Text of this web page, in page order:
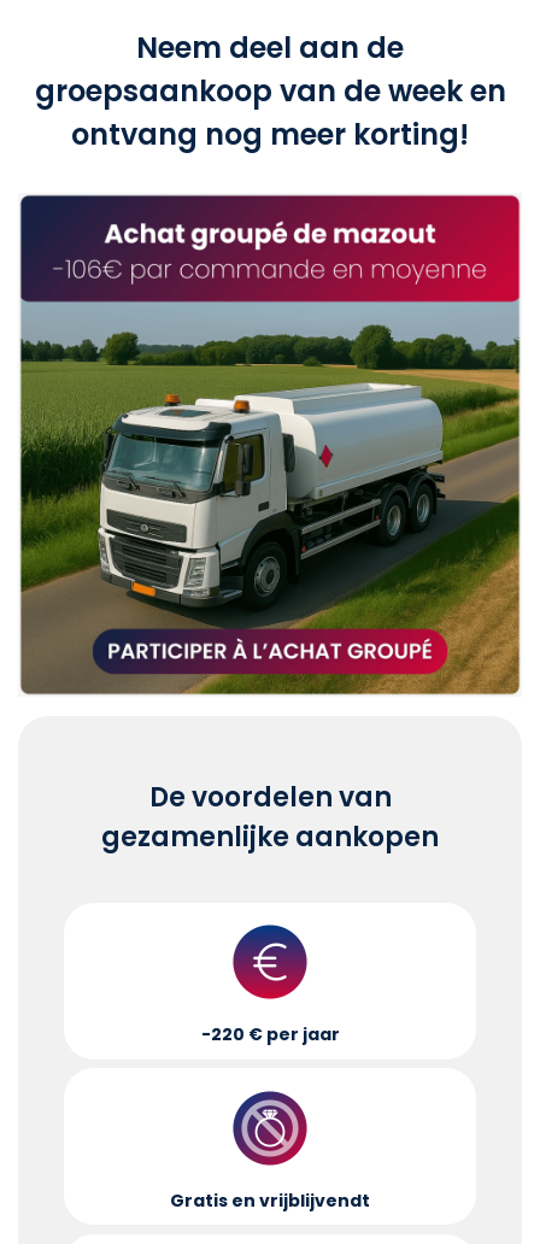
Neem deel aan de
groepsaankoop van de week en
ontvang nog meer korting!
De voordelen van
gezamenlijke aankopen
-220 € per jaar
Gratis en vrijblijvendt